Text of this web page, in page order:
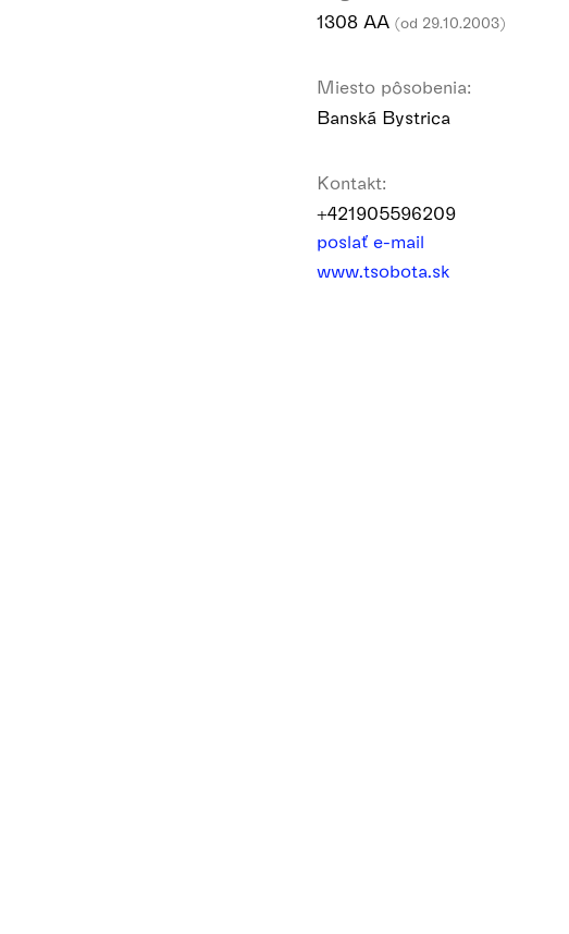
1308 AA (od 29.10.2003)
Miesto pôsobenia:
Banská Bystrica
Kontakt:
+421905596209
poslať e-mail
www.tsobota.sk